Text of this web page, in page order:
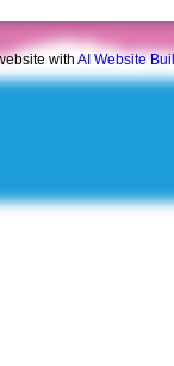
with AI Website